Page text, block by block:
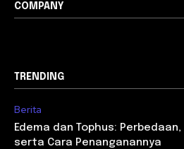
COMPANY
TRENDING
Berita
Edema dan Tophus:
serta Cara Penanganannya